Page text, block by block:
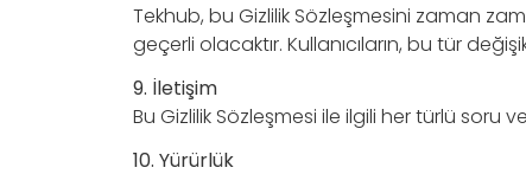
Tekhub, bu Gizlilik Sözleşmesini zaman
geçerli olacaktır. Kullanıcıların, bu tür
9. İletişim
Bu Gizlilik Sözleşmesi ile ilgili her türlü soru
10. Yürürlük